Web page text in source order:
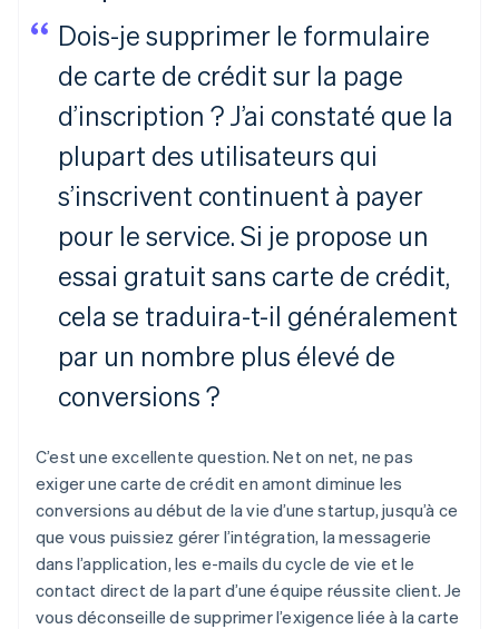
Dois-je supprimer le formulaire
de carte de crédit sur la page
d’inscription ? J’ai constaté que la
plupart des utilisateurs qui
s’inscrivent continuent à payer
pour le service. Si je propose un
essai gratuit sans carte de crédit,
cela se traduira-t-il généralement
par un nombre plus élevé de
conversions ?
C’est une excellente question. Net on net, ne pas
exiger une carte de crédit en amont diminue les
conversions au début de la vie d’une startup, jusqu’à ce
que vous puissiez gérer l’intégration, la messagerie
dans l’application, les e-mails du cycle de vie et le
contact direct de la part d’une équipe réussite client. Je
vous déconseille de supprimer l’exigence liée à la carte